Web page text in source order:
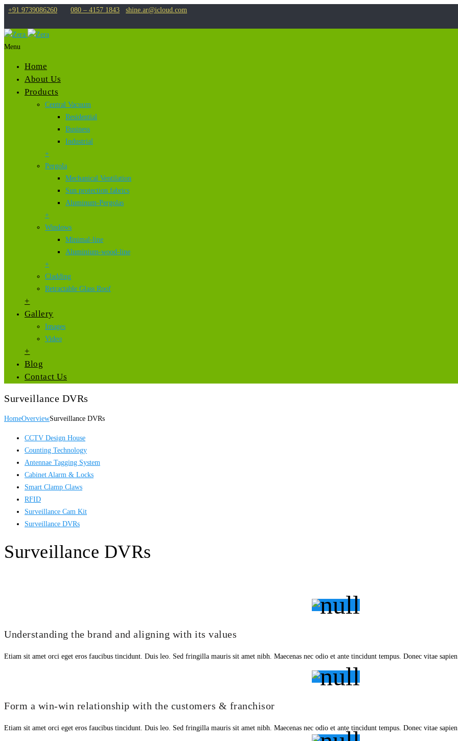
+91 9739086260 080 – 4157 1843 shine.ar@icloud.com
Menu
Home
About Us
Products
Central Vacuum
Residential
Business
Industrial
+
Pergola
Mechanical Ventilation
Sun protection fabrics
Aluminum-Pergolas
+
Windows
Minimal-line
Aluminium-wood-line
+
Cladding
Retractable Glass Roof
+
Gallery
Images
Video
+
Blog
Contact Us
Surveillance DVRs
HomeOverviewSurveillance DVRs
CCTV Design House
Counting Technology
Antennae Tagging System
Cabinet Alarm & Locks
Smart Clamp Claws
RFID
Surveillance Cam Kit
Surveillance DVRs
Surveillance DVRs
Understanding the brand and aligning with its values
Etiam sit amet orci eget eros faucibus tincidunt. Duis leo. Sed fringilla mauris sit amet nibh. Maecenas nec odio et ante tincidunt tempus. Donec vitae
Form a win-win relationship with the customers & franchisor
Etiam sit amet orci eget eros faucibus tincidunt. Duis leo. Sed fringilla mauris sit amet nibh. Maecenas nec odio et ante tincidunt tempus. Donec vitae